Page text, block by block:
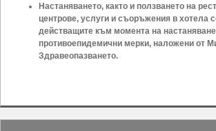
Настаняването, както и ползването на
центрове, услуги и съоръжения в хотела
действащите към момента на настаняване
противоепидемични мерки, наложени от
Здравеопазването.